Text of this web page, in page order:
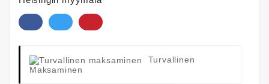
Turvallinen
Maksaminen